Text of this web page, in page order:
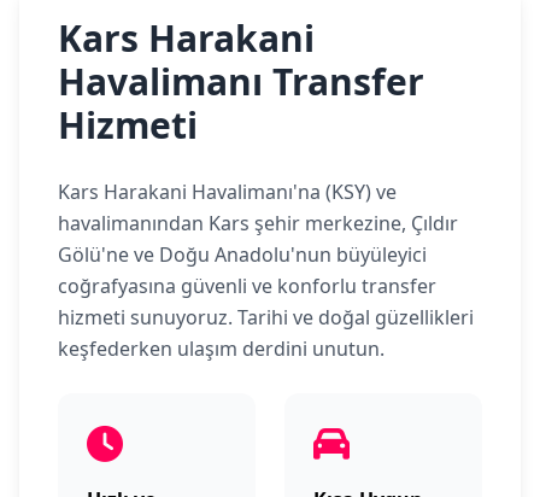
Kars Harakani
Havalimanı Transfer
Hizmeti
Kars Harakani Havalimanı'na (KSY) ve
havalimanından Kars şehir merkezine, Çıldır
Gölü'ne ve Doğu Anadolu'nun büyüleyici
coğrafyasına güvenli ve konforlu transfer
hizmeti sunuyoruz. Tarihi ve doğal güzellikleri
keşfederken ulaşım derdini unutun.